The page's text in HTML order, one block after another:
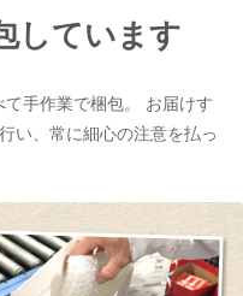
しています
手作業で梱包。 お届けす
い、常に細心の注意を払っ